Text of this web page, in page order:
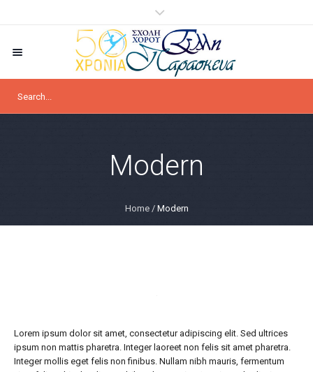
Modern
Home / Modern
Lorem ipsum dolor sit amet, consectetur adipiscing elit. Sed ultrices
ipsum non mattis pharetra. Integer laoreet non felis sit amet pharetra.
Integer mollis eget felis non finibus. Nullam nibh mauris, fermentum